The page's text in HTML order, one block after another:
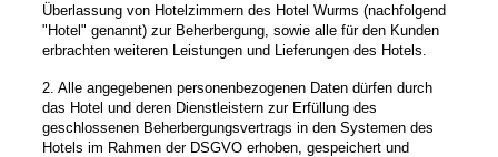
Überlassung von Hotelzimmern des Hotel Wurms (nachfolgend
"Hotel" genannt) zur Beherbergung, sowie alle für den Kunden
erbrachten weiteren Leistungen und Lieferungen des Hotels.
2. Alle angegebenen personenbezogenen Daten dürfen durch
das Hotel und deren Dienstleistern zur Erfüllung des
geschlossenen Beherbergungsvertrags in den Systemen des
Hotels im Rahmen der DSGVO erhoben, gespeichert und